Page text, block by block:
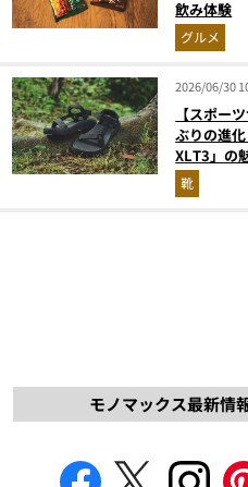
飲み体験
グルメ
2026/06/30
【スポー
ぶりの進
XLT3」の
解説！
靴
モノマックス最新情